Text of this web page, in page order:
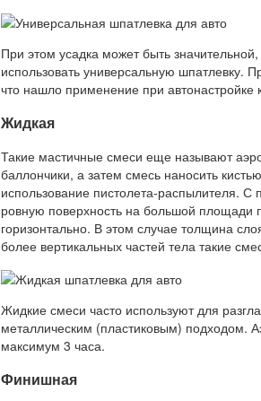
При этом усадка может быть
использовать универсальную шпатлевку.
что нашло применение при автонастройке
Жидкая
Такие мастичные смеси еще называют
баллончики, а затем смесь наносить
использование пистолета-распылителя.
ровную поверхность на большой площади
горизонтально. В этом случае толщина
более вертикальных частей тела такие
Жидкие смеси часто используют для
металлическим (пластиковым) подходом.
максимум 3 часа.
Финишная